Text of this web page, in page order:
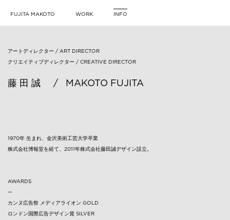
FUJITA MAKOTO WORK INFO
アートディレクター / ART DIRECTOR
クリエイティブディレクター / CREATIVE DIRECTOR
藤 田 誠 / MAKOTO FUJITA
1970年 生まれ、金沢美術工芸大学卒業
株式会社博報堂を経て、2011年株式会社藤田誠デザイン設立。
AWARDS
—
カンヌ広告祭 メディアライオン GOLD
ロンドン国際広告デザイン賞 SILVER